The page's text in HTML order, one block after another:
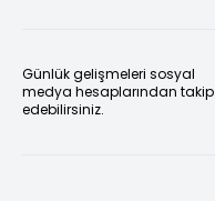
Günlük gelişmeleri sosyal
medya hesaplarından takip
edebilirsiniz.